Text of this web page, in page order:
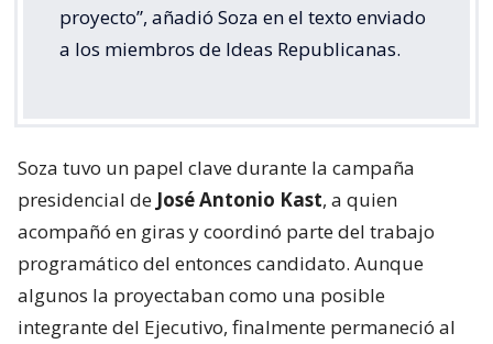
proyecto”, añadió Soza en el texto enviado
a los miembros de Ideas Republicanas.
Soza tuvo un papel clave durante la campaña
presidencial de José Antonio Kast, a quien
acompañó en giras y coordinó parte del trabajo
programático del entonces candidato. Aunque
algunos la proyectaban como una posible
integrante del Ejecutivo, finalmente permaneció al